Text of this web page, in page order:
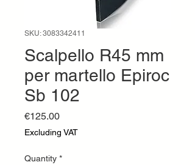
SKU: 3083342411
Scalpello R45 mm
per martello Epiroc
Sb 102
€125.00Price
Excluding VAT
Quantity *